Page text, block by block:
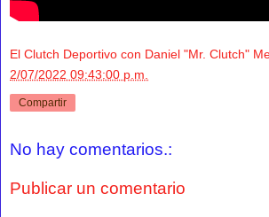
El Clutch Deportivo con Daniel "Mr. Clutch"
2/07/2022 09:43:00 p.m.
Compartir
No hay comentarios.:
Publicar un comentario